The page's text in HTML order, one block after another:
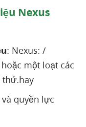
Nexus
: Nexus: /
một loạt các
thứ.hay
quyền lực